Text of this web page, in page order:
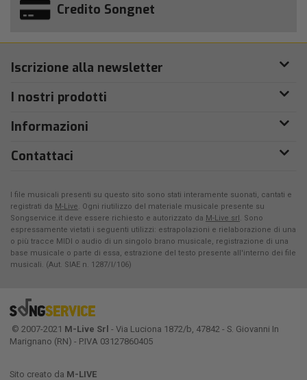
Credito Songnet
Iscrizione alla newsletter
I nostri prodotti
Informazioni
Contattaci
I file musicali presenti su questo sito sono stati interamente suonati, cantati e
registrati da M-Live. Ogni riutilizzo del materiale musicale presente su
Songservice.it deve essere richiesto e autorizzato da M-Live srl. Sono
espressamente vietati i seguenti utilizzi: estrapolazioni e rielaborazione di una
o più tracce MIDI o audio di un singolo brano musicale, registrazione di una
base musicale o parte di essa, estrazione del testo presente all'interno dei file
musicali. (Aut. SIAE n. 1287/I/106)
© 2007-2021 M-Live Srl - Via Luciona 1872/b, 47842 - S. Giovanni In
Marignano (RN) - P.IVA 03127860405
Sito creato da M-LIVE